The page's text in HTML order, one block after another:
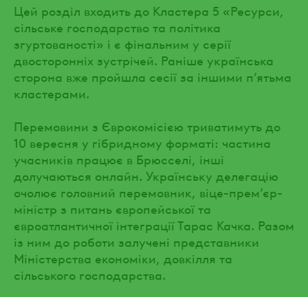
Цей розділ входить до Кластера 5 «Ресурси,
сільське господарство та політика
згуртованості» і є фінальним у серії
двосторонніх зустрічей. Раніше українська
сторона вже пройшла сесії за іншими п’ятьма
кластерами.
Перемовини з Єврокомісією триватимуть до
10 вересня у гібридному форматі: частина
учасників працює в Брюсселі, інші
долучаються онлайн. Українську делегацію
очолює головний перемовник, віце-прем’єр-
міністр з питань європейської та
євроатлантичної інтеграції Тарас Качка. Разом
із ним до роботи залучені представники
Міністерства економіки, довкілля та
сільського господарства.